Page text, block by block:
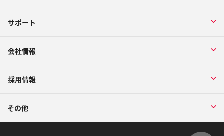
サポート
会社情報
採用情報
その他